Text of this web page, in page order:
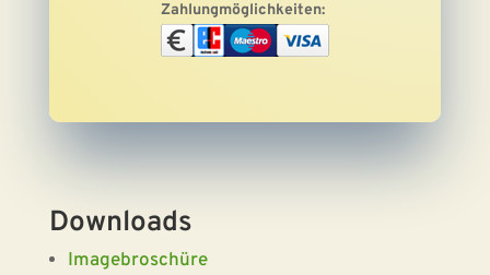
Zahlungmöglichkeiten:
Downloads
Imagebroschüre